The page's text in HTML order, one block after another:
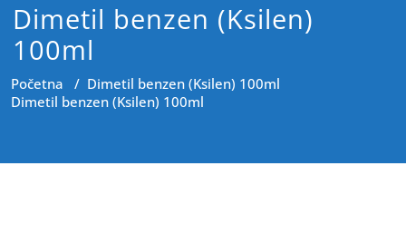
Dimetil benzen (Ksilen)
100ml
Početna / Dimetil benzen (Ksilen) 100ml
Dimetil benzen (Ksilen) 100ml